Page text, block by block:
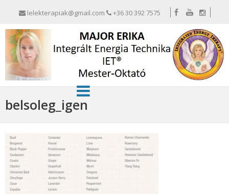
lelekterapiak@gmail.com +36 30 392 7575
belsoleg_igen